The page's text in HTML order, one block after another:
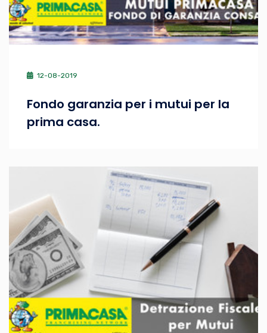
12-08-2019
Fondo garanzia per i mutui per la
prima casa.